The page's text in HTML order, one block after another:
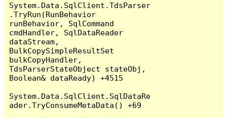
System.Data.SqlClient.TdsParser
.TryRun(RunBehavior
runBehavior, SqlCommand
cmdHandler, SqlDataReader
dataStream,
BulkCopySimpleResultSet
bulkCopyHandler,
TdsParserStateObject stateObj,
Boolean& dataReady) +4515
System.Data.SqlClient.SqlDataRe
ader.TryConsumeMetaData() +69